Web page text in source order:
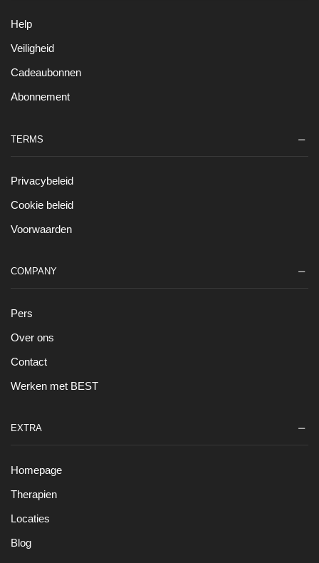
Help
Veiligheid
Cadeaubonnen
Abonnement
TERMS
Privacybeleid
Cookie beleid
Voorwaarden
COMPANY
Pers
Over ons
Contact
Werken met BEST
EXTRA
Homepage
Therapien
Locaties
Blog